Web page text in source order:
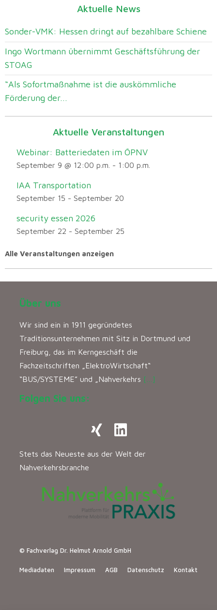
Aktuelle News
Sonder-VMK: Hessen dringt auf bezahlbare Schiene
Ingo Wortmann übernimmt Geschäftsführung der
STOAG
“Als Sofortmaßnahme ist die auskömmliche
Förderung der...
Aktuelle Veranstaltungen
Webinar: Batteriedaten im ÖPNV
September 9 @ 12:00 p.m. - 1:00 p.m.
IAA Transportation
September 15 - September 20
security essen 2026
September 22 - September 25
Alle Veranstaltungen anzeigen
Über uns
Wir sind ein in 1911 gegründetes
Traditionsunternehmen mit Sitz in Dortmund und
Freiburg, das im Kerngeschäft die
Fachzeitschriften „ElektroWirtschaft“
“BUS/SYSTEME” und „Nahverkehrs […]
Folgen Sie uns:
Stets das Neueste aus der Welt der
Nahverkehrsbranche
© Fachverlag Dr. Helmut Arnold GmbH
Mediadaten Impressum AGB Datenschutz Kontakt